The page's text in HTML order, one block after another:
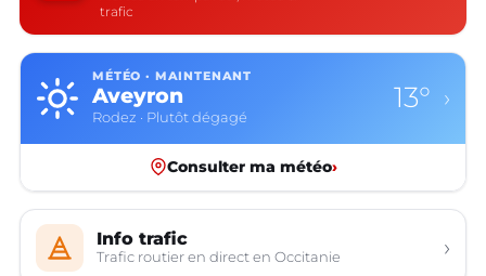
trafic
MÉTÉO · MAINTENANT
Aveyron
Rodez · Plutôt dégagé
13° ›
Consulter ma météo›
Info trafic
Trafic routier en direct en Occitanie ›